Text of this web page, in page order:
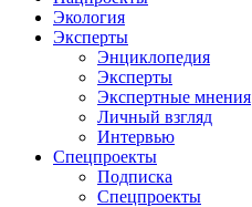
Экология
Эксперты
Энциклопедия
Эксперты
Экспертные мнения
Личный взгляд
Интервью
Спецпроекты
Подписка
Спецпроекты